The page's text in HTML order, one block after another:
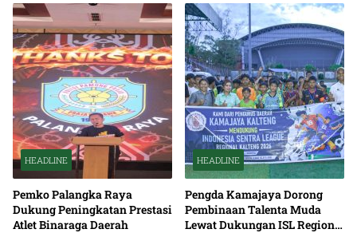
HEADLINE
Pemko Palangka Raya
Dukung Peningkatan Prestasi
Atlet Binaraga Daerah
HEADLINE
Pengda Kamajaya Dorong
Pembinaan Talenta Muda
Lewat Dukungan ISL Regional